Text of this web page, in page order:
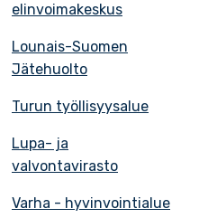
elinvoimakeskus
Lounais-Suomen
Jätehuolto
Turun työllisyysalue
Lupa- ja
valvontavirasto
Varha - hyvinvointialue